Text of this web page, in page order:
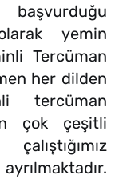
başvurduğu
yemin
Tercüman
her dilden
tercüman
çok çeşitli